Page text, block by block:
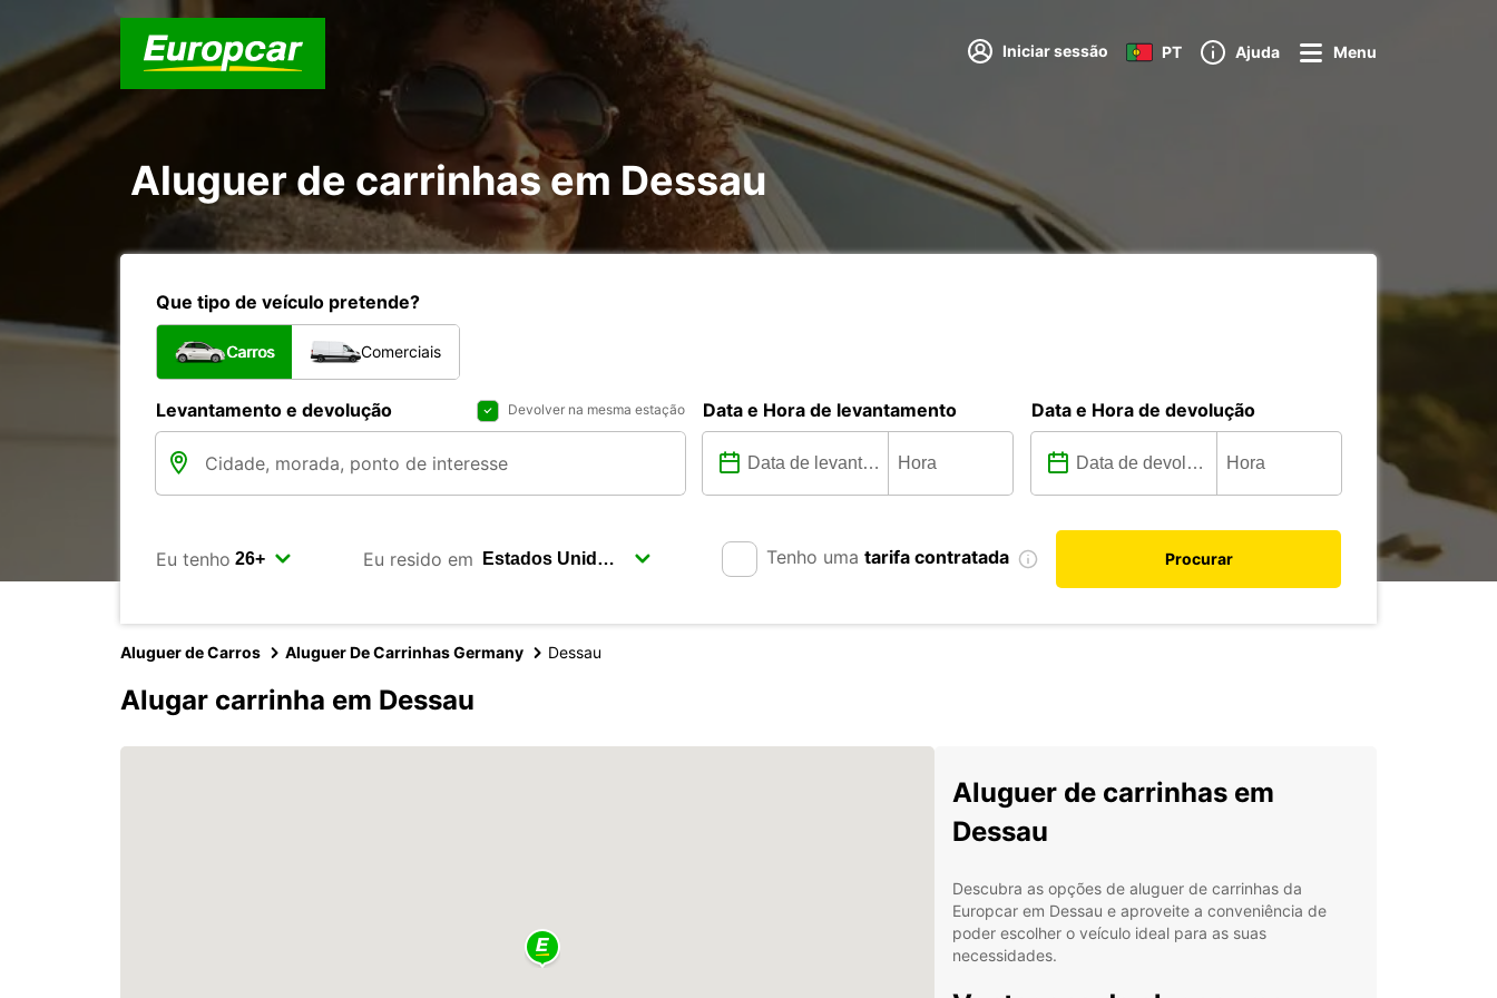
Iniciar sessão PT Ajuda Menu
Aluguer de carrinhas em Dessau
Que tipo de veículo pretende?
Carros Comerciais
Levantamento e devolução Devolver na mesma estação Data e Hora de levantamento Data e Hora de devolução
Eu tenho Eu resido em Tenho uma tarifa contratada Procurar
Aluguer de Carros Aluguer De Carrinhas Germany Dessau
Alugar carrinha em Dessau
Aluguer de carrinhas em
Dessau
Descubra as opções de aluguer de carrinhas da
Europcar em Dessau e aproveite a conveniência de
poder escolher o veículo ideal para as suas
necessidades.